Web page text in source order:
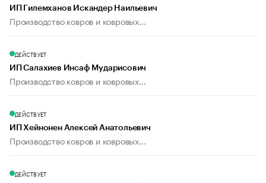
ИП Гилемханов Искандер Наильевич
Производство ковров и ковровых...
ДЕЙСТВУЕТ
ИП Салахиев Инсаф Мударисович
Производство ковров и ковровых...
ДЕЙСТВУЕТ
ИП Хейнонен Алексей Анатольевич
Производство ковров и ковровых...
ДЕЙСТВУЕТ